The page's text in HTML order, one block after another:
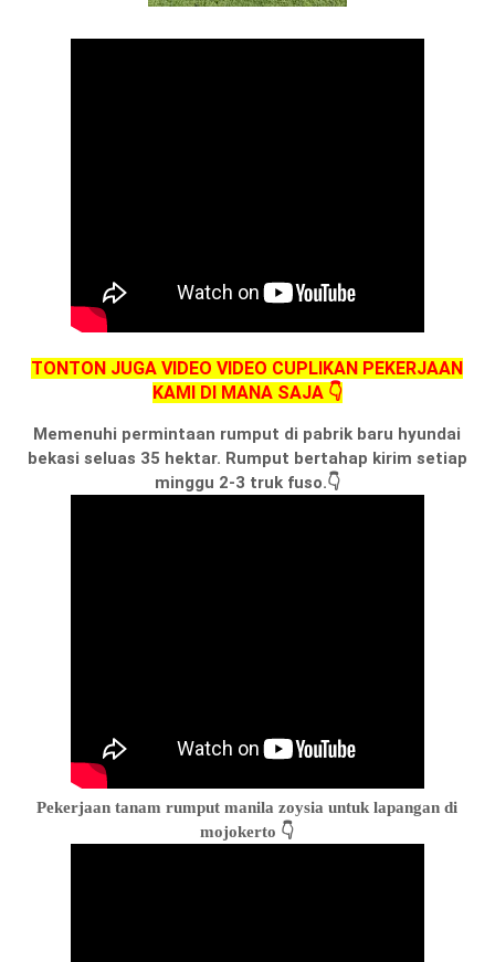
TONTON JUGA VIDEO VIDEO CUPLIKAN PEKERJAAN
KAMI DI MANA SAJA 👇
Memenuhi permintaan rumput di pabrik baru hyundai
bekasi seluas 35 hektar. Rumput bertahap kirim setiap
minggu 2-3 truk fuso.👇
Pekerjaan tanam rumput manila zoysia untuk lapangan di
mojokerto 👇